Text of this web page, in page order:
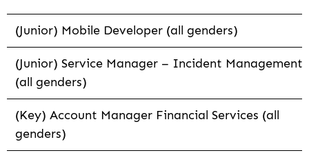
(Junior) Mobile Developer (all genders)
(Junior) Service Manager – Incident Management
(all genders)
(Key) Account Manager Financial Services (all
genders)